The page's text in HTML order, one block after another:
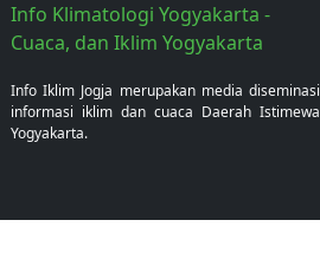
Info Klimatologi Yogyakarta -
Cuaca, dan Iklim Yogyakarta
Info Iklim Jogja merupakan media diseminasi
informasi iklim dan cuaca Daerah Istimewa
Yogyakarta.